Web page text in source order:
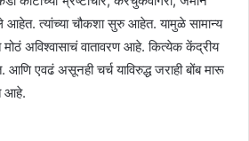
आहेत. त्यांच्या चौकशा सुरु आहेत. यामुळे सामान्य
अविश्वासाचं वातावरण आहे. कित्येक केंद्रीय
एवढं असूनही चर्च याविरुद्ध जराही बोंब मारू
आहे.